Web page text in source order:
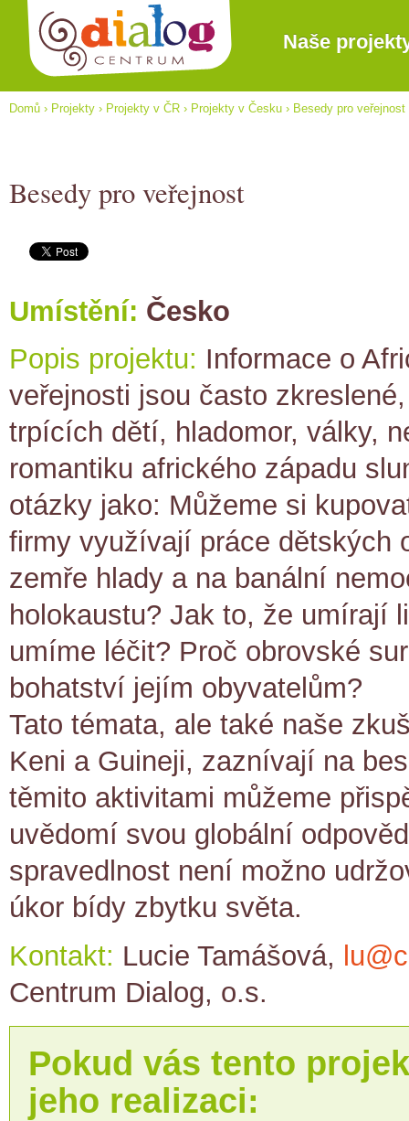
Naše
Domů › Projekty › Projekty v ČR › Projekty v Česku › Besedy pro veřejnost
Besedy pro veřejnost
Umístění: Česko
Popis projektu: Informace o
veřejnosti jsou často
trpících dětí, hladomor, války,
romantiku afrického západu
otázky jako: Můžeme si
firmy využívají práce dětských
zemře hlady a na banální
holokaustu? Jak to, že umírají
umíme léčit? Proč obrovské
bohatství jejím obyvatelům?
Tato témata, ale také naše
Keni a Guineji, zaznívají na
těmito aktivitami můžeme
uvědomí svou globální
spravedlnost není možno
úkor bídy zbytku světa.
Kontakt: Lucie Tamášová,
Centrum Dialog, o.s.
Pokud vás tento
jeho realizaci: